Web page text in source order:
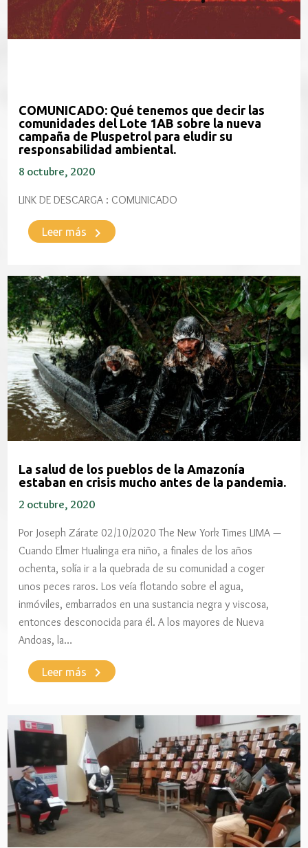
COMUNICADO: Qué tenemos que decir las
comunidades del Lote 1AB sobre la nueva
campaña de Pluspetrol para eludir su
responsabilidad ambiental.
8 octubre, 2020
LINK DE DESCARGA : COMUNICADO
Leer más keyboard_arrow_right
La salud de los pueblos de la Amazonía
estaban en crisis mucho antes de la pandemia.
2 octubre, 2020
Por Joseph Zárate 02/10/2020 The New York Times LIMA —
Cuando Elmer Hualinga era niño, a finales de los años
ochenta, solía ir a la quebrada de su comunidad a coger
unos peces raros. Los veía flotando sobre el agua,
inmóviles, embarrados en una sustancia negra y viscosa,
entonces desconocida para él. A los mayores de Nueva
Andoas, la…
Leer más keyboard_arrow_right